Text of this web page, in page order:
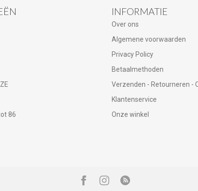
86
INFORMATIE
Over ons
Algemene voorwaarden
Privacy Policy
Betaalmethoden
Verzenden - Retourneren -
Klantenservice
Onze winkel